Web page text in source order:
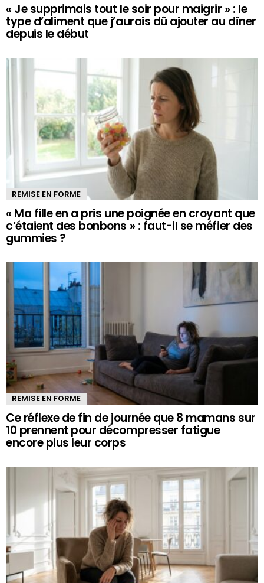
« Je supprimais tout le soir pour maigrir » : le
type d’aliment que j’aurais dû ajouter au dîner
depuis le début
REMISE EN FORME
« Ma fille en a pris une poignée en croyant que
c’étaient des bonbons » : faut-il se méfier des
gummies ?
REMISE EN FORME
Ce réflexe de fin de journée que 8 mamans sur
10 prennent pour décompresser fatigue
encore plus leur corps